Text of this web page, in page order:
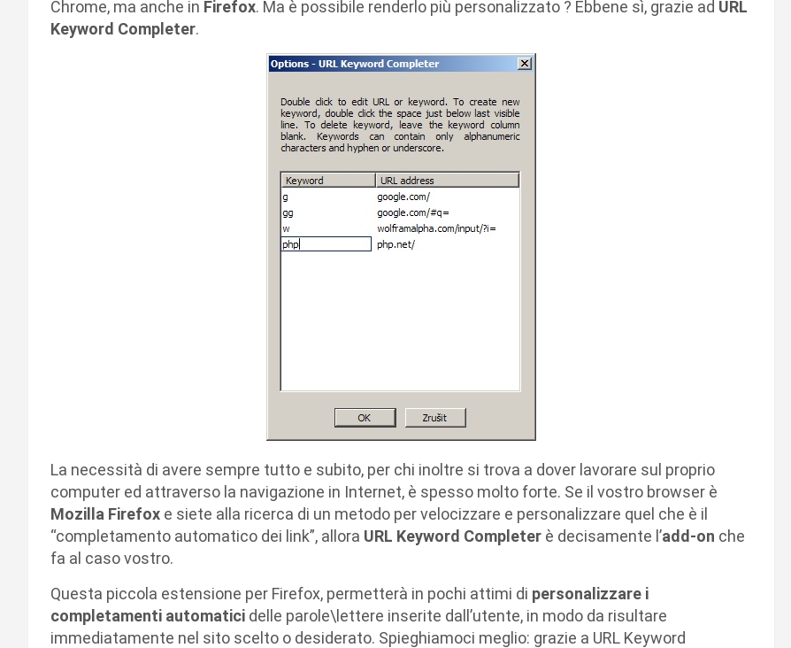
Chrome, ma anche in Firefox. Ma è possibile renderlo più personalizzato ? Ebbene sì, grazie ad URL
Keyword Completer.
La necessità di avere sempre tutto e subito, per chi inoltre si trova a dover lavorare sul proprio
computer ed attraverso la navigazione in Internet, è spesso molto forte. Se il vostro browser è
Mozilla Firefox e siete alla ricerca di un metodo per velocizzare e personalizzare quel che è il
“completamento automatico dei link”, allora URL Keyword Completer è decisamente l’add-on che
fa al caso vostro.
Questa piccola estensione per Firefox, permetterà in pochi attimi di personalizzare i
completamenti automatici delle parole\lettere inserite dall’utente, in modo da risultare
immediatamente nel sito scelto o desiderato. Spieghiamoci meglio: grazie a URL Keyword